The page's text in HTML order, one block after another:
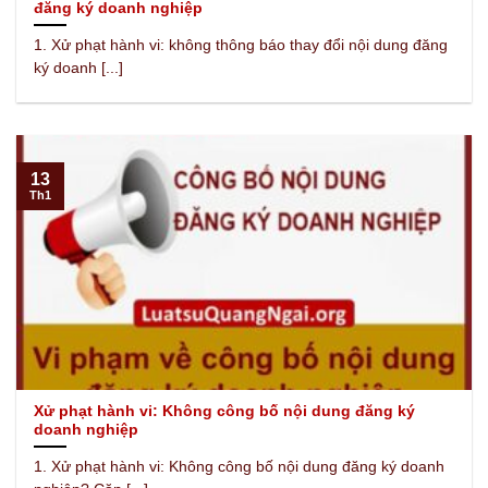
đăng ký doanh nghiệp
1. Xử phạt hành vi: không thông báo thay đổi nội dung đăng
ký doanh [...]
Xử phạt hành vi: Không công bố nội dung đăng ký
doanh nghiệp
1. Xử phạt hành vi: Không công bố nội dung đăng ký doanh
13
Th1